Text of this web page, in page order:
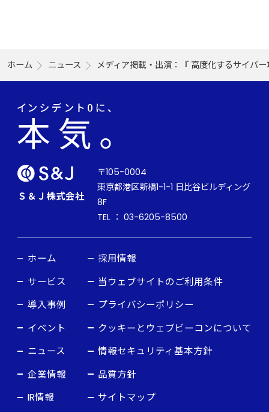
ホーム ニュース メディア掲載・出演：『 高度化するサイバ
Ｓ＆Ｊ株式会社
〒105-0004
東京都港区新橋1-1-1 日比谷ビルディング
8F
TEL ： 03-6205-8500
ホーム
サービス
導入事例
イベント
ニュース
企業情報
IR情報
採用情報
当ウェブサイトのご利用条件
プライバシーポリシー
クッキーとウェブビーコンについて
情報セキュリティ基本方針
品質方針
サイトマップ